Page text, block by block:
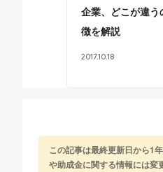
企業、どこが違
徴を解説
2017.10.18
この記事は最終更新日から1
や助成金に関する情報には変